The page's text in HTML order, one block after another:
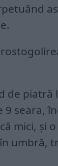
de piatră
9 seara,
mici, şi
umbră,